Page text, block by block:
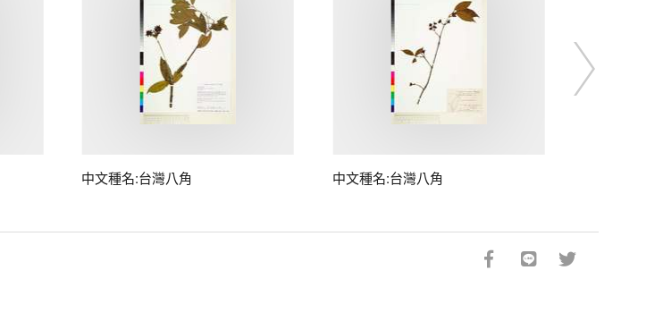
中文種名:台灣八角 中文種名:台灣八角